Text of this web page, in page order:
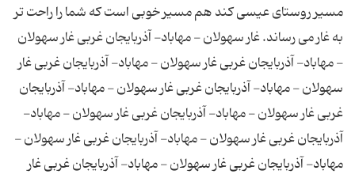
مسیر روستای عیسی کند هم مسیر خوبی است که شما را راحت تر
به غار می رساند. غار سهولان - مهاباد- آذربایجان غربی غار سهولان
- مهاباد- آذربایجان غربی غار سهولان - مهاباد- آذربایجان غربی غار
سهولان - مهاباد- آذربایجان غربی غار سهولان - مهاباد- آذربایجان
غربی غار سهولان - مهاباد- آذربایجان غربی غار سهولان - مهاباد-
آذربایجان غربی غار سهولان - مهاباد- آذربایجان غربی غار سهولان -
مهاباد- آذربایجان غربی غار سهولان - مهاباد- آذربایجان غربی غار